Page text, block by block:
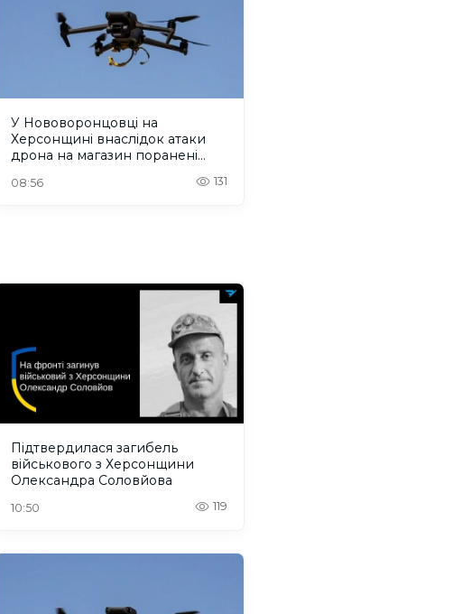
У Нововоронцовці на
Херсонщині внаслідок атаки
дрона на магазин поранені
08:56 131
Підтвердилася загибель
військового з Херсонщини
Олександра Соловйова
10:50 119